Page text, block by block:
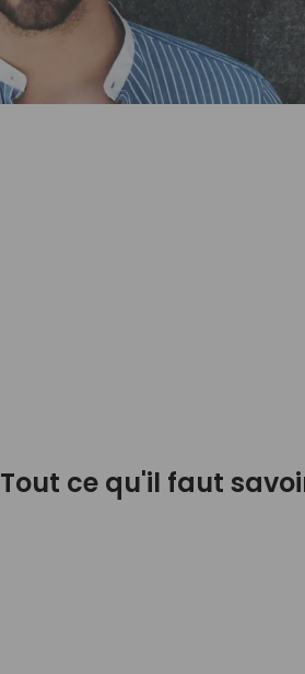
Vidéothèque
Nuancier
Couleur
Tout ce qu'il faut